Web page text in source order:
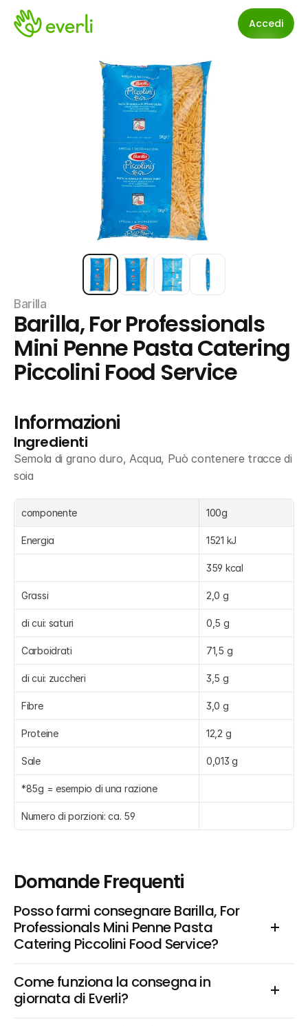
Accedi
Barilla
Barilla, For Professionals
Mini Penne Pasta Catering
Piccolini Food Service
Informazioni
Ingredienti
Semola di grano duro, Acqua, Può contenere tracce di
soia
componente 100g
Energia 1521 kJ
359 kcal
Grassi 2,0 g
di cui: saturi 0,5 g
Carboidrati 71,5 g
di cui: zuccheri 3,5 g
Fibre 3,0 g
Proteine 12,2 g
Sale 0,013 g
*85g = esempio di una razione
Numero di porzioni: ca. 59
Domande Frequenti
Posso farmi consegnare Barilla, For
Professionals Mini Penne Pasta
Catering Piccolini Food Service?
Come funziona la consegna in
giornata di Everli?